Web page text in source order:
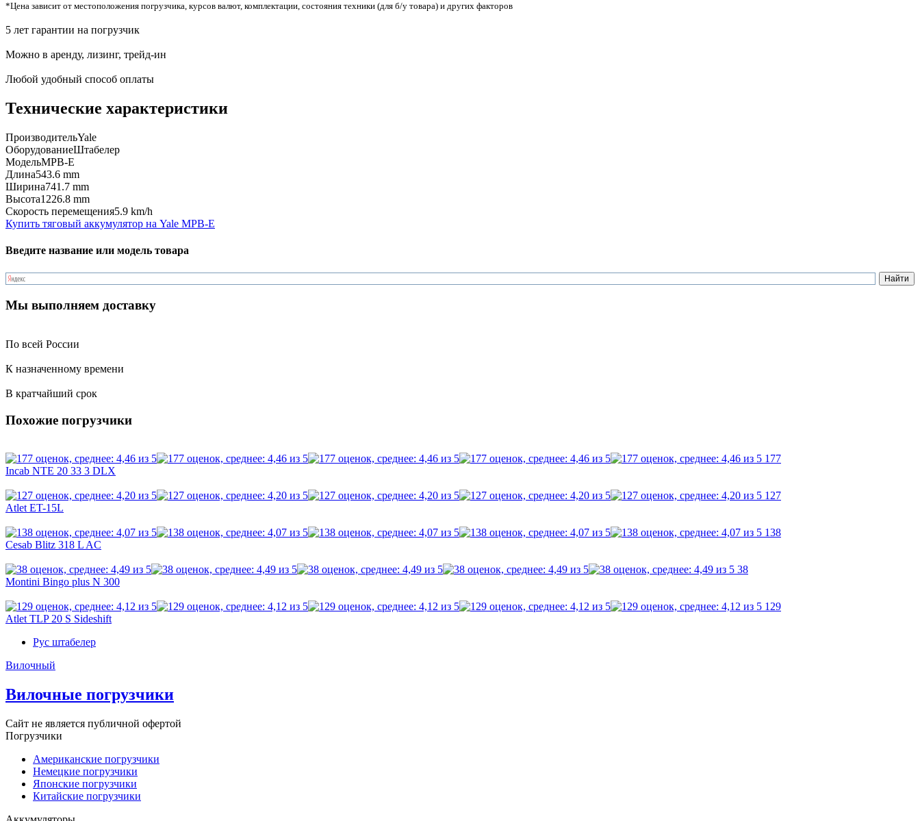
*Цена зависит от местоположения погрузчика, курсов валют, комплектации, состояния техники (для б/у товара) и других факторов
5 лет гарантии на погрузчик
Можно в аренду, лизинг, трейд-ин
Любой удобный способ оплаты
Технические характеристики
ПроизводительYale
ОборудованиеШтабелер
МодельMPB-E
Длина543.6 mm
Ширина741.7 mm
Высота1226.8 mm
Скорость перемещения5.9 km/h
Купить тяговый аккумулятор на Yale MPB-E
Введите название или модель товара
Мы выполняем доставку
По всей России
К назначенному времени
В кратчайший срок
Похожие погрузчики
177
Incab NTE 20 33 3 DLX
127
Atlet ET-15L
138
Cesab Blitz 318 L AC
38
Montini Bingo plus N 300
129
Atlet TLP 20 S Sideshift
Рус штабелер
Вилочный
Вилочные погрузчики
Сайт не является публичной офертой
Погрузчики
Американские погрузчики
Немецкие погрузчики
Японские погрузчики
Китайские погрузчики